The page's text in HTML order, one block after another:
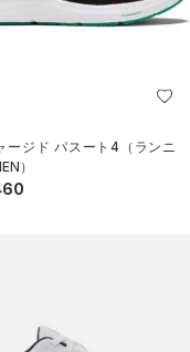
ージド パスート4（ランニ
）